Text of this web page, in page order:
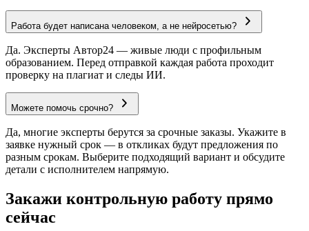
Работа будет написана человеком, а не нейросетью?
Да. Эксперты Автор24 — живые люди с профильным
образованием. Перед отправкой каждая работа проходит
проверку на плагиат и следы ИИ.
Можете помочь срочно?
Да, многие эксперты берутся за срочные заказы. Укажите в
заявке нужный срок — в откликах будут предложения по
разным срокам. Выберите подходящий вариант и обсудите
детали с исполнителем напрямую.
Закажи контрольную работу прямо
сейчас